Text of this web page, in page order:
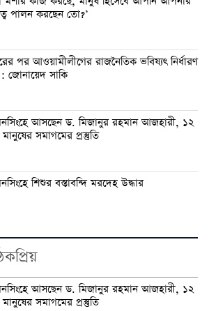
পালন করছেন তো?’
পর আওয়ামীলীগের রাজনৈতিক ভবিষ্যৎ নির্ধারণ
জোনায়েদ সাকি
আসছেন ড. মিজানুর রহমান আজহারী, ১২
সমাগমের প্রস্তুতি
শিশুর বস্তাবন্দি মরদেহ উদ্ধার
আসছেন ড. মিজানুর রহমান আজহারী, ১২
সমাগমের প্রস্তুতি